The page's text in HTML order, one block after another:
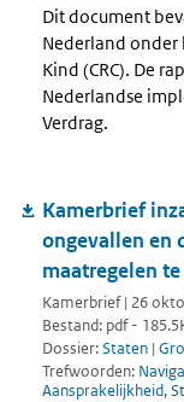
Dit document
Nederland onder
Kind (CRC). De
Nederlandse
Verdrag.
Kamerbrief
ongevallen en
maatregelen
Kamerbrief | 26
Bestand: pdf -
Dossier:Staten |
Trefwoorden:
Aansprakelijkheid,